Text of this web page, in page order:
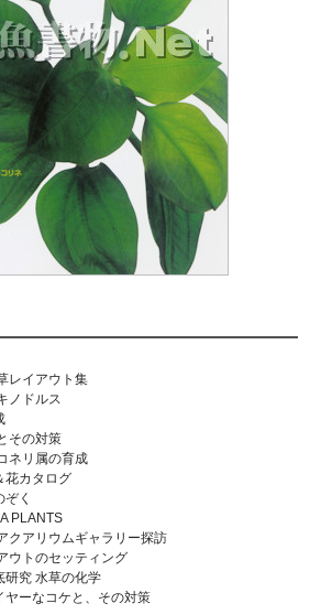
レイアウト集
ノドルス
その対策
ネリ属の育成
花カタログ
く
PLANTS
クアリウムギャラリー探訪
ウトのセッティング
研究 水草の化学
ーなコケと、その対策